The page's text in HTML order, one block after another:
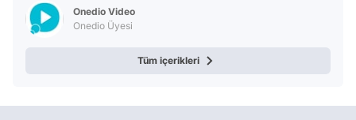
Onedio Video
Onedio Üyesi
Tüm içerikleri